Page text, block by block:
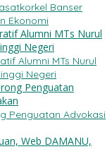
Banser
Ekonomi
Alumni MTs Nurul
Negeri
Penguatan Advokasi